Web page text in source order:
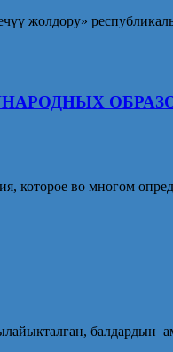
жолдору»
которое во многом
балдардын